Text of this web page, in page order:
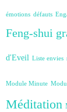
émotions défauts
Feng-shui
d'Eveil Liste envies
Module Minute
Méditation